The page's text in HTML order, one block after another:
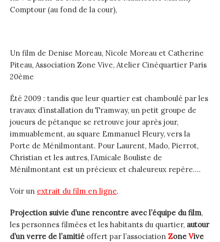
Comptour (au fond de la cour),
Un film de Denise Moreau, Nicole Moreau et Catherine
Piteau, Association Zone Vive, Atelier Cinéquartier Paris
20ème
Été 2009 : tandis que leur quartier est chamboulé par les
travaux d’installation du Tramway, un petit groupe de
joueurs de pétanque se retrouve jour après jour,
immuablement, au square Emmanuel Fleury, vers la
Porte de Ménilmontant. Pour Laurent, Mado, Pierrot,
Christian et les autres, l’Amicale Bouliste de
Ménilmontant est un précieux et chaleureux repère….
Voir un extrait du film en ligne.
Projection suivie d’une rencontre avec l’équipe du film,
les personnes filmées et les habitants du quartier, autour
d’un verre de l’amitié offert par l’association Zone Vive